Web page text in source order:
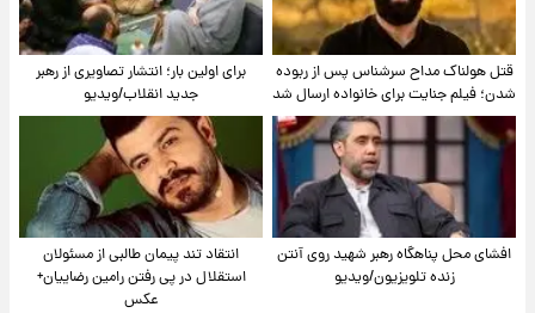
قتل هولناک مداح سرشناس پس از ربوده
شدن؛ فیلم جنایت برای خانواده ارسال شد
برای اولین بار؛ انتشار تصاویری از رهبر
جدید انقلاب/ویدیو
افشای محل پناهگاه‌ رهبر شهید روی آنتن
زنده تلویزیون/ویدیو
انتقاد تند پیمان طالبی از مسئولان
استقلال در پی رفتن رامین رضاییان+
عکس